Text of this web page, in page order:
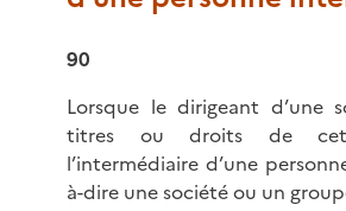
90
Lorsque le dirigeant d’une
titres ou droits de
l’intermédiaire d’une
à-dire une société ou un